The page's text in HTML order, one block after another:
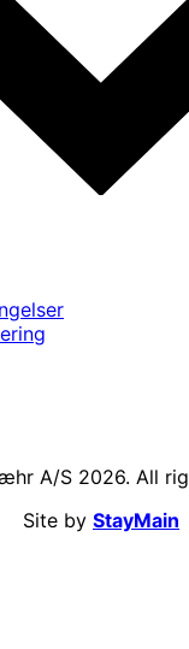
A/S 2026. All
Site by StayMain